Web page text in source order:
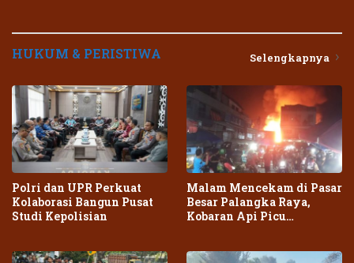
HUKUM & PERISTIWA Selengkapnya
Polri dan UPR Perkuat
Kolaborasi Bangun Pusat
Studi Kepolisian
Malam Mencekam di Pasar
Besar Palangka Raya,
Kobaran Api Picu